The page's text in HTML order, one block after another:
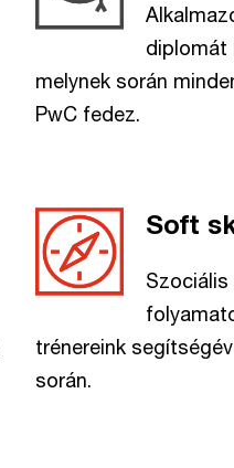
diplomát
melynek során
PwC fedez.
Soft
trénereink
során.